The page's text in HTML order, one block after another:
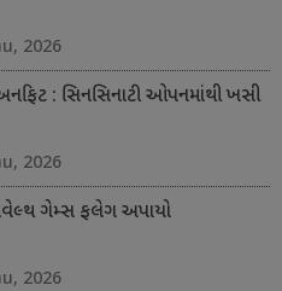
2026
: સિનસિનાટી ઓપનમાંથી ખસી
2026
ગેમ્સ ફલેગ અપાયો
2026